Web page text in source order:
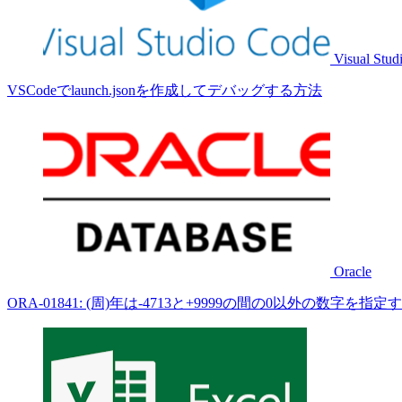
Visual
VSCodeでlaunch.jsonを作成してデバッグする方法
Oracle
ORA-01841: (周)年は-4713と+9999の間の0以外の数字を指定